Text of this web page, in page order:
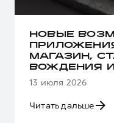
НОВЫЕ
МАГАЗИН,
ВОЖДЕНИЯ
13 июля 2026
Читать дальше